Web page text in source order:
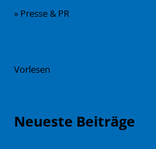
» Presse & PR
Vorlesen
Neueste Beiträge